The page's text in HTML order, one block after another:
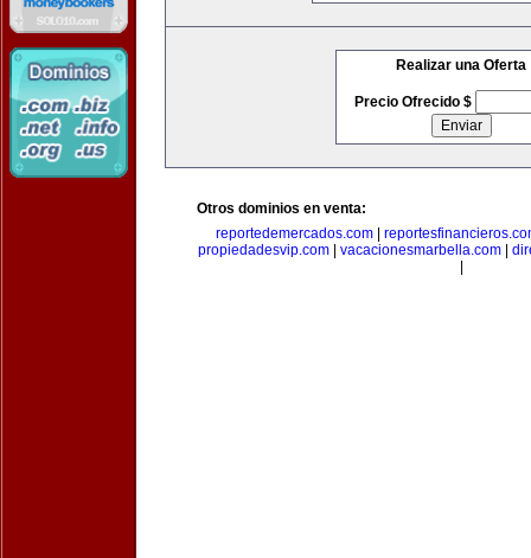
Realizar una Oferta
Precio Ofrecido $
Otros dominios en venta:
reportedemercados.com
propiedadesvip.com
vacacionesmarbella.com